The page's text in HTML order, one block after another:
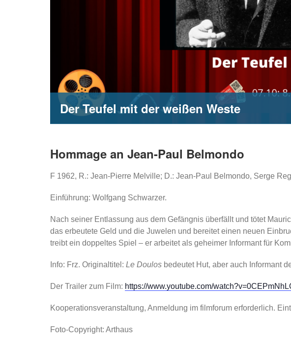
Der Teufel mit der weißen Weste
Hommage an Jean-Paul Belmondo
F 1962, R.: Jean-Pierre Melville; D.: Jean-Paul Belmondo, Serge
Einführung: Wolfgang Schwarzer.
Nach seiner Entlassung aus dem Gefängnis überfällt und tötet
das erbeutete Geld und die Juwelen und bereitet einen neuen
treibt ein doppeltes Spiel – er arbeitet als geheimer Informant für
Info: Frz. Originaltitel: Le Doulosbedeutet Hut, aber auch Informant
Der Trailer zum Film: https://www.youtube.com/
Kooperationsveranstaltung, Anmeldung im filmforum erforderlich.
Foto-Copyright: Arthaus